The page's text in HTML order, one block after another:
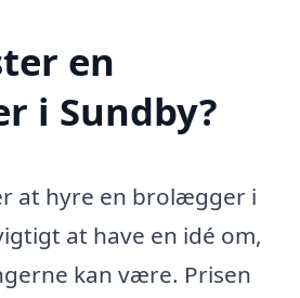
en
i Sundby?
at hyre en brolægger i
at have en idé om,
kan være. Prisen